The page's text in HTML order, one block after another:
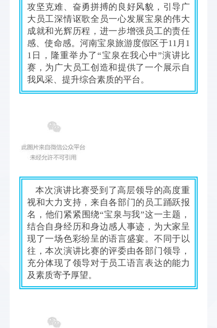
攻坚克难、奋勇拼搏的良好风貌，引导广
大员工深情讴歌全员一心发展宝泉的伟大
成就和光辉历程，进一步增强员工的责任
感、使命感。河南宝泉旅游度假区于11月1
1日，隆重举办了“宝泉在我心中”演讲比
赛，为广大员工创造和提供了一个展示自
我风采、提升综合素质的平台。
本次演讲比赛受到了高层领导的高度重
视和大力支持，来自各部门的员工踊跃报
名，他们紧紧围绕“宝泉与我”这一主题，
结合自身经历和身边感人事迹，为大家呈
现了一场色彩纷呈的语言盛宴。不同于以
往，本次演讲比赛的评委由各部门领导，
充分体现了领导对于员工语言表达的能力
及素质寄予厚望。